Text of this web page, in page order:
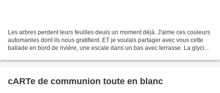
Les arbres perdent leurs feuilles deuis un moment déjà. J'aime ces couleurs
automanles dont ils nous gratifient. ET je voulais partager avec vous cette
ballade en bord de rivière, une escale dans un bas avec terrasse. La glycine
cARTe de communion toute en blanc